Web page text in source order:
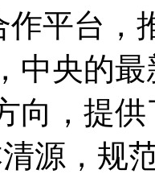
作平台，
中央的
向，提
源，规